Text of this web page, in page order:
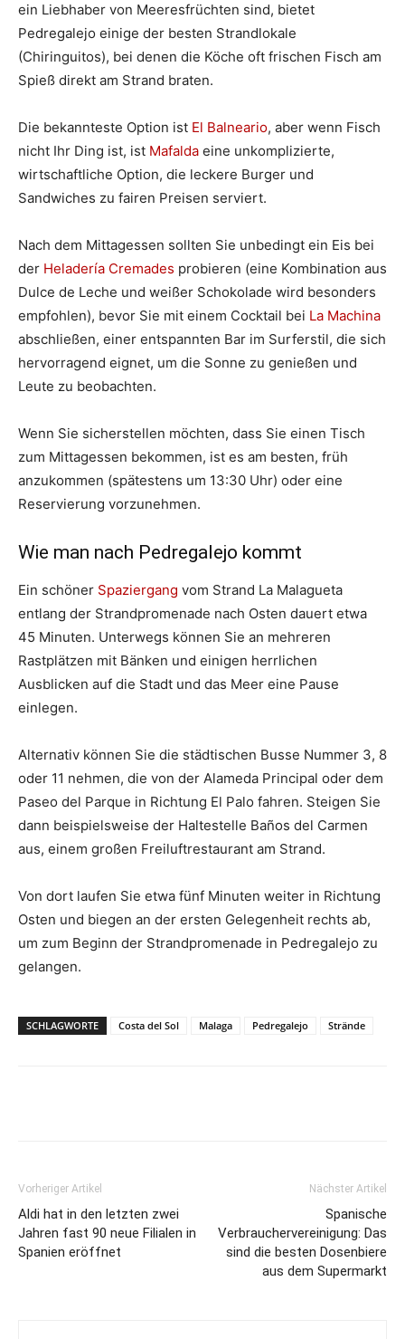
ein Liebhaber von Meeresfrüchten sind, bietet
Pedregalejo einige der besten Strandlokale
(Chiringuitos), bei denen die Köche oft frischen Fisch am
Spieß direkt am Strand braten.
Die bekannteste Option ist El Balneario, aber wenn Fisch
nicht Ihr Ding ist, ist Mafalda eine unkomplizierte,
wirtschaftliche Option, die leckere Burger und
Sandwiches zu fairen Preisen serviert.
Nach dem Mittagessen sollten Sie unbedingt ein Eis bei
der Heladería Cremades probieren (eine Kombination aus
Dulce de Leche und weißer Schokolade wird besonders
empfohlen), bevor Sie mit einem Cocktail bei La Machina
abschließen, einer entspannten Bar im Surferstil, die sich
hervorragend eignet, um die Sonne zu genießen und
Leute zu beobachten.
Wenn Sie sicherstellen möchten, dass Sie einen Tisch
zum Mittagessen bekommen, ist es am besten, früh
anzukommen (spätestens um 13:30 Uhr) oder eine
Reservierung vorzunehmen.
Wie man nach Pedregalejo kommt
Ein schöner Spaziergang vom Strand La Malagueta
entlang der Strandpromenade nach Osten dauert etwa
45 Minuten. Unterwegs können Sie an mehreren
Rastplätzen mit Bänken und einigen herrlichen
Ausblicken auf die Stadt und das Meer eine Pause
einlegen.
Alternativ können Sie die städtischen Busse Nummer 3, 8
oder 11 nehmen, die von der Alameda Principal oder dem
Paseo del Parque in Richtung El Palo fahren. Steigen Sie
dann beispielsweise der Haltestelle Baños del Carmen
aus, einem großen Freiluftrestaurant am Strand.
Von dort laufen Sie etwa fünf Minuten weiter in Richtung
Osten und biegen an der ersten Gelegenheit rechts ab,
um zum Beginn der Strandpromenade in Pedregalejo zu
gelangen.
SCHLAGWORTE Costa del Sol Malaga Pedregalejo Strände
Vorheriger Artikel
Aldi hat in den letzten zwei
Jahren fast 90 neue Filialen in
Spanien eröffnet
Nächster Artikel
Spanische
Verbrauchervereinigung: Das
sind die besten Dosenbiere
aus dem Supermarkt